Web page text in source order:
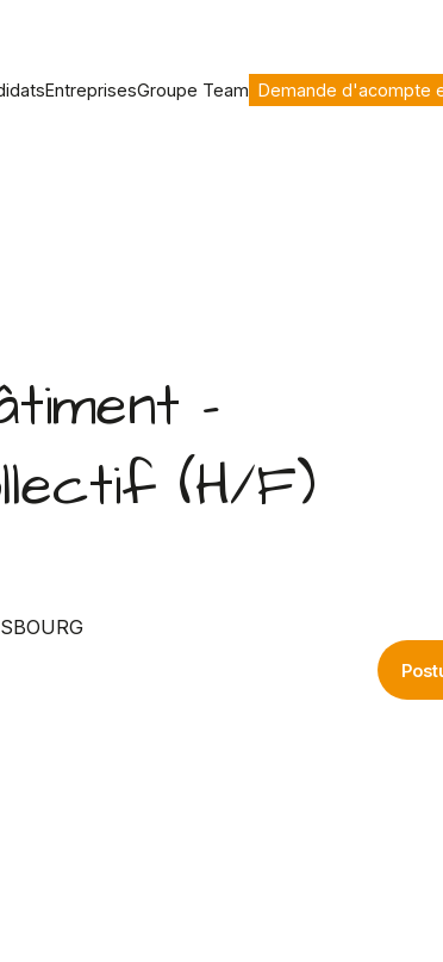
EntreprisesGroupe Team Demande d'acompte
-
(H/F)